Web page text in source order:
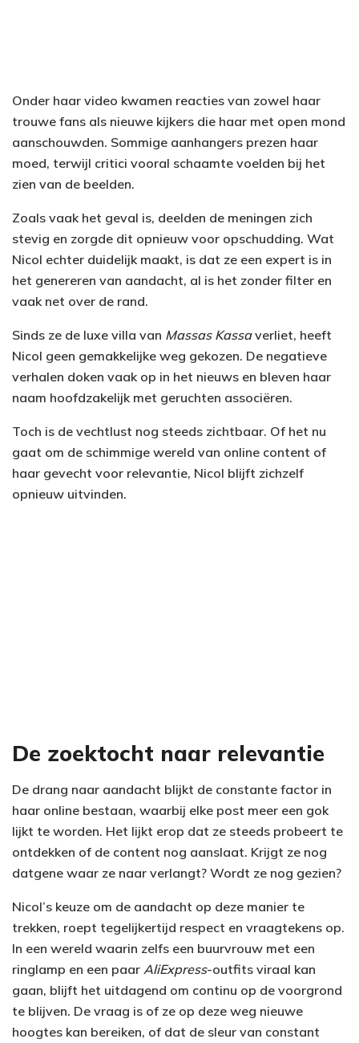
Onder haar video kwamen reacties van zowel haar
trouwe fans als nieuwe kijkers die haar met open mond
aanschouwden. Sommige aanhangers prezen haar
moed, terwijl critici vooral schaamte voelden bij het
zien van de beelden.
Zoals vaak het geval is, deelden de meningen zich
stevig en zorgde dit opnieuw voor opschudding. Wat
Nicol echter duidelijk maakt, is dat ze een expert is in
het genereren van aandacht, al is het zonder filter en
vaak net over de rand.
Sinds ze de luxe villa van Massas Kassaverliet, heeft
Nicol geen gemakkelijke weg gekozen. De negatieve
verhalen doken vaak op in het nieuws en bleven haar
naam hoofdzakelijk met geruchten associëren.
Toch is de vechtlust nog steeds zichtbaar. Of het nu
gaat om de schimmige wereld van online content of
haar gevecht voor relevantie, Nicol blijft zichzelf
opnieuw uitvinden.
De zoektocht naar relevantie
De drang naar aandacht blijkt de constante factor in
haar online bestaan, waarbij elke post meer een gok
lijkt te worden. Het lijkt erop dat ze steeds probeert te
ontdekken of de content nog aanslaat. Krijgt ze nog
datgene waar ze naar verlangt? Wordt ze nog gezien?
Nicol’s keuze om de aandacht op deze manier te
trekken, roept tegelijkertijd respect en vraagtekens op.
In een wereld waarin zelfs een buurvrouw met een
ringlamp en een paar AliExpress-outfits viraal kan
gaan, blijft het uitdagend om continu op de voorgrond
te blijven. De vraag is of ze op deze weg nieuwe
hoogtes kan bereiken, of dat de sleur van constant